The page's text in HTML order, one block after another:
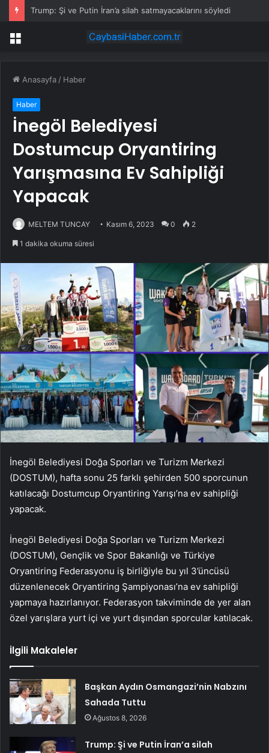
Trump: Şi ve Putin İran’a silah satmayacaklarını söyledi
Menü
Anasayfa / Haber
Haber
İnegöl Belediyesi
Dostumcup Oryantiring
Yarışmasına Ev Sahipliği
Yapacak
MELTEM TUNCAY Kasım 6, 2023 0 2
1 dakika okuma süresi
İnegöl Belediyesi Doğa Sporları ve Turizm Merkezi
(DOSTUM), hafta sonu 25 farklı şehirden 500 sporcunun
katılacağı Dostumcup Oryantiring Yarışı’na ev sahipliği
yapacak.
İnegöl Belediyesi Doğa Sporları ve Turizm Merkezi
(DOSTUM), Gençlik ve Spor Bakanlığı ve Türkiye
Oryantiring Federasyonu iş birliğiyle bu yıl 3’üncüsü
düzenlenecek Oryantiring Şampiyonası’na ev sahipliği
yapmaya hazırlanıyor. Federasyon takviminde de yer alan
özel yarışlara yurt içi ve yurt dışından sporcular katılacak.
İlgili Makaleler
Başkan Aydın Osmangazi’nin Nabzını
Sahada Tuttu
Ağustos 8, 2026
Trump: Şi ve Putin İran’a silah